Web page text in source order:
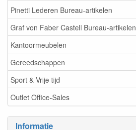
Pinetti Lederen Bureau-artikelen
Graf von Faber Castell Bureau-artikelen
Kantoormeubelen
Gereedschappen
Sport & Vrije tijd
Outlet Office-Sales
Informatie